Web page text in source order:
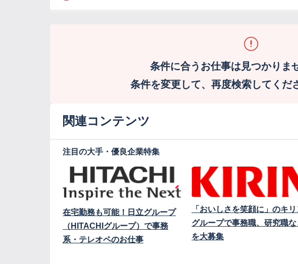
条件に合うお仕事は見つかりま
条件を変更して、再度検索してくだ
関連コンテンツ
注目の大手・優良企業特集
在宅勤務も可能！日立グループ
（HITACHIグループ）で事務
系・テレオペのお仕事
「おいしさを笑顔に」のキ
グループで事務職、研究職
を大募集